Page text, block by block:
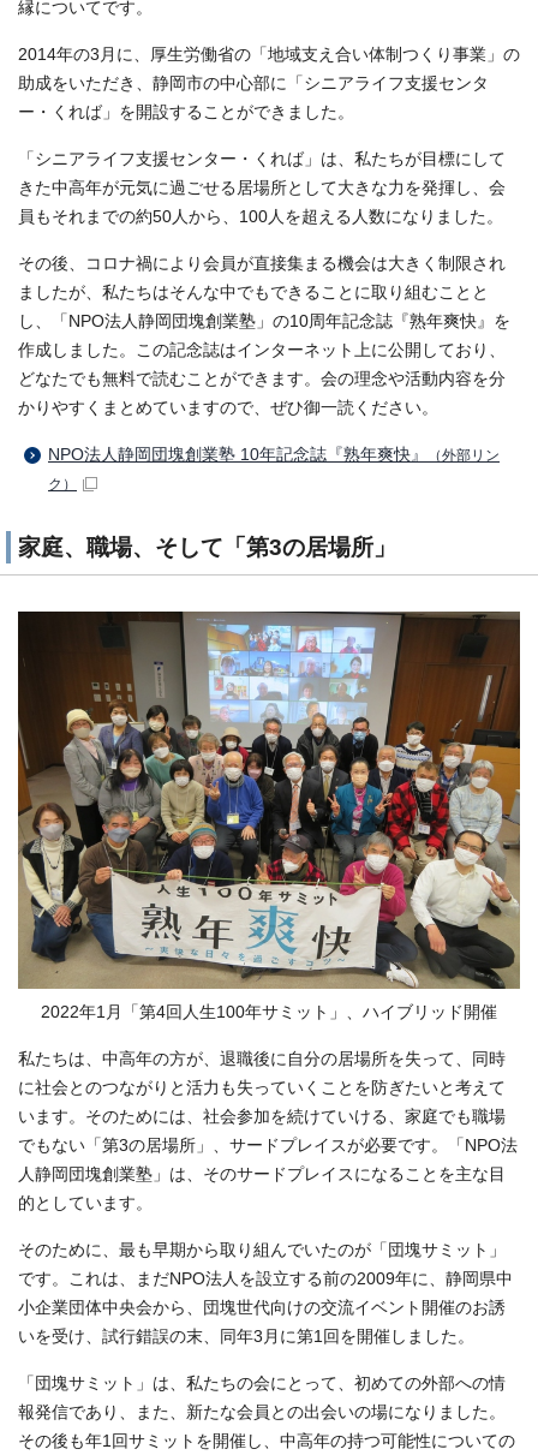
縁についてです。
2014年の3月に、厚生労働省の「地域支え合い体制つくり事業」の
助成をいただき、静岡市の中心部に「シニアライフ支援センタ
ー・くれば」を開設することができました。
「シニアライフ支援センター・くれば」は、私たちが目標にして
きた中高年が元気に過ごせる居場所として大きな力を発揮し、会
員もそれまでの約50人から、100人を超える人数になりました。
その後、コロナ禍により会員が直接集まる機会は大きく制限され
ましたが、私たちはそんな中でもできることに取り組むことと
し、「NPO法人静岡団塊創業塾」の10周年記念誌『熟年爽快』を
作成しました。この記念誌はインターネット上に公開しており、
どなたでも無料で読むことができます。会の理念や活動内容を分
かりやすくまとめていますので、ぜひ御一読ください。
NPO法人静岡団塊創業塾 10年記念誌『熟年爽快』
（外部リン
ク）
家庭、職場、そして「第3の居場所」
2022年1月「第4回人生100年サミット」、ハイブリッド開催
私たちは、中高年の方が、退職後に自分の居場所を失って、同時
に社会とのつながりと活力も失っていくことを防ぎたいと考えて
います。そのためには、社会参加を続けていける、家庭でも職場
でもない「第3の居場所」、サードプレイスが必要です。「NPO法
人静岡団塊創業塾」は、そのサードプレイスになることを主な目
的としています。
そのために、最も早期から取り組んでいたのが「団塊サミット」
です。これは、まだNPO法人を設立する前の2009年に、静岡県中
小企業団体中央会から、団塊世代向けの交流イベント開催のお誘
いを受け、試行錯誤の末、同年3月に第1回を開催しました。
「団塊サミット」は、私たちの会にとって、初めての外部への情
報発信であり、また、新たな会員との出会いの場になりました。
その後も年1回サミットを開催し、中高年の持つ可能性についての